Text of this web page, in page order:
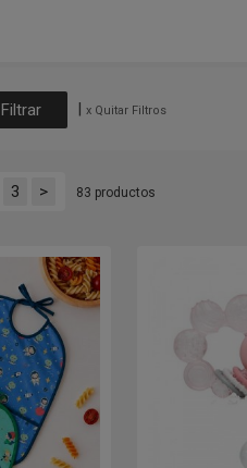
| x Quitar Filtros
3 > 83 productos